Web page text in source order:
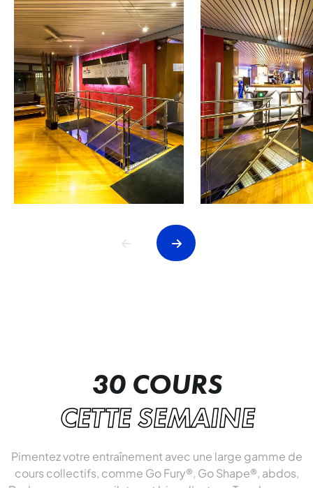
30 COURS
CETTE SEMAINE
Pimentez votre entraînement avec une large gamme de
cours collectifs, comme Go Fury®, Go Shape®, abdos,